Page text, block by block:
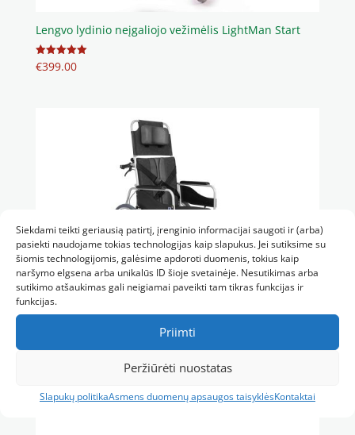
Siekdami teikti geriausią patirtį, įrenginio informacijai saugoti ir (arba)
pasiekti naudojame tokias technologijas kaip slapukus. Jei sutiksime su
šiomis technologijomis, galėsime apdoroti duomenis, tokius kaip
naršymo elgsena arba unikalūs ID šioje svetainėje. Nesutikimas arba
sutikimo atšaukimas gali neigiamai paveikti tam tikras funkcijas ir
funkcijas.
Priimti
Peržiūrėti nuostatas
Slapukų politikaAsmens duomenų apsaugos taisyklėsKontaktai
Lengvo lydinio neįgaliojo vežimėlis LightMan Start
Įvertinimas:
5.00
€399.00
Neįgaliojo vežimėlis aliuminis su atlošu ir gulima
€544.00